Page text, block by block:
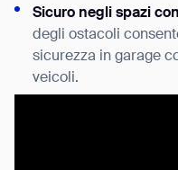
Sicuro negli spazi
degli ostacoli
sicurezza in garage
veicoli.